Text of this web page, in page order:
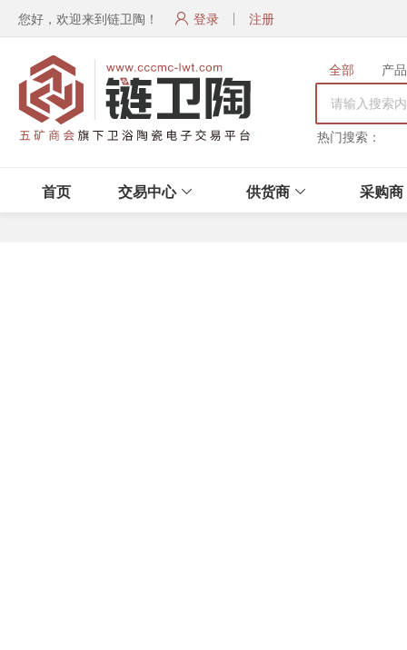
您好，欢迎来到链卫陶！ 登录 注册
全部 产品
热门搜索：
首页 交易中心 供货商 采购商